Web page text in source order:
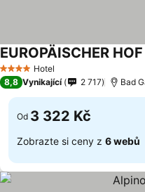
4 Počet hvězdiček
Hotel
EUROPÄISCHER
8,8 Vynikající 2 717 Bad
Od 3 322 Kč
Zobrazte si ceny z 6 webů